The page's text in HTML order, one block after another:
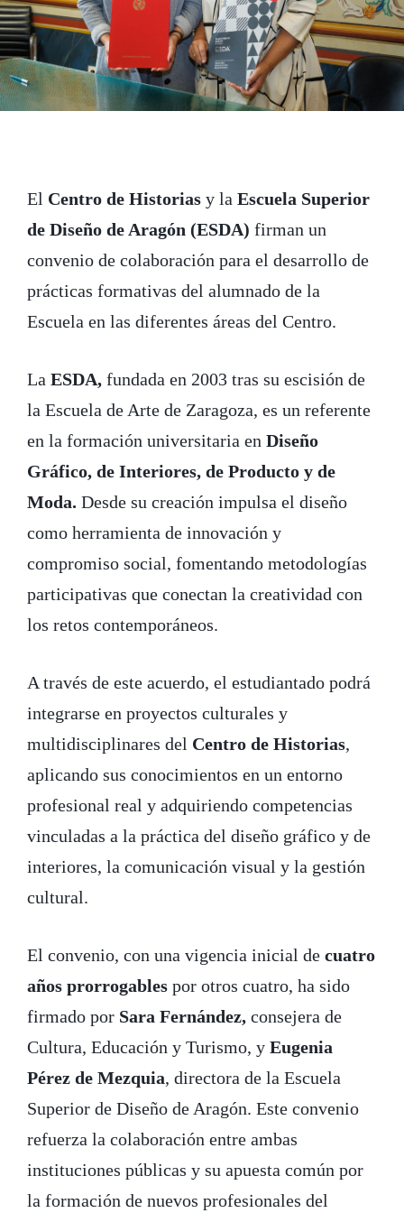
k
El Centro de Historias y la Escuela Superior
de Diseño de Aragón (ESDA) firman un
convenio de colaboración para el desarrollo de
prácticas formativas del alumnado de la
Escuela en las diferentes áreas del Centro.
La ESDA, fundada en 2003 tras su escisión de
la Escuela de Arte de Zaragoza, es un referente
en la formación universitaria en Diseño
Gráfico, de Interiores, de Producto y de
Moda. Desde su creación impulsa el diseño
como herramienta de innovación y
compromiso social, fomentando metodologías
participativas que conectan la creatividad con
los retos contemporáneos.
A través de este acuerdo, el estudiantado podrá
integrarse en proyectos culturales y
multidisciplinares del Centro de Historias,
aplicando sus conocimientos en un entorno
profesional real y adquiriendo competencias
vinculadas a la práctica del diseño gráfico y de
interiores, la comunicación visual y la gestión
cultural.
El convenio, con una vigencia inicial de cuatro
años prorrogables por otros cuatro, ha sido
firmado por Sara Fernández, consejera de
Cultura, Educación y Turismo, y Eugenia
Pérez de Mezquia, directora de la Escuela
Superior de Diseño de Aragón. Este convenio
refuerza la colaboración entre ambas
instituciones públicas y su apuesta común por
la formación de nuevos profesionales del